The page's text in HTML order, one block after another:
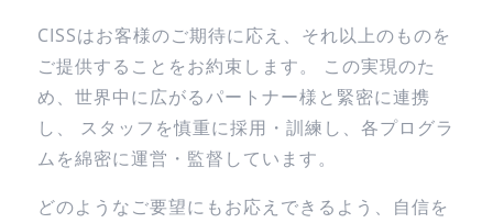
CISSはお客様のご期待に応え、それ以上のものを
ご提供することをお約束します。 この実現のた
め、世界中に広がるパートナー様と緊密に連携
し、 スタッフを慎重に採用・訓練し、各プログラ
ムを綿密に運営・監督しています。
どのようなご要望にもお応えできるよう、自信を